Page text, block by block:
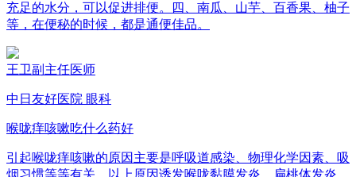
充足的水分，可以促进排便。四、南瓜、山芋、百香果、柚子
等，在便秘的时候，都是通便佳品。
王卫副主任医师
中日友好医院 眼科
喉咙痒咳嗽吃什么药好
引起喉咙痒咳嗽的原因主要是呼吸道感染、物理化学因素、吸
烟习惯等等有关，以上原因诱发喉咙黏膜发炎、扁桃体发炎